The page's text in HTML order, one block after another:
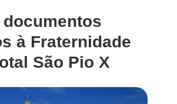
à Fraternidade
São Pio X